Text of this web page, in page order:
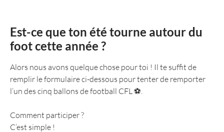
Est-ce que ton été tourne autour du
foot cette année ?
Alors nous avons quelque chose pour toi ! Il te suffit de
remplir le formulaire ci-dessous pour tenter de remporter
l’un des cinq ballons de football CFL ⚽.
Comment participer ?
C’est simple !